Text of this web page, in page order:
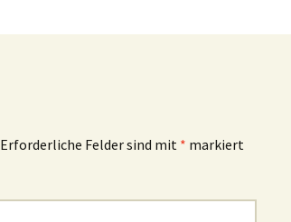
Erforderliche Felder sind mit * markiert